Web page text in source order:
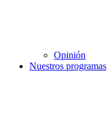
Opinión
Nuestros programas